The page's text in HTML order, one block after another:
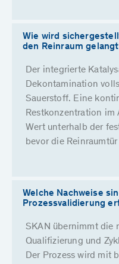
Wie wird
den Reinraum
Der integrierte
Dekontamination
Sauerstoff. Eine
Restkonzentration im
Wert unterhalb der
bevor die
Welche Nachweise
Prozessvalidierung
SKAN übernimmt die
Qualifizierung und
Der Prozess wird mit